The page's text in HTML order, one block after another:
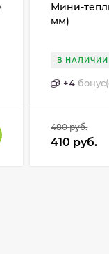
Мини-
мм)
В НАЛИЧИИ
+4
480руб.
410 руб.